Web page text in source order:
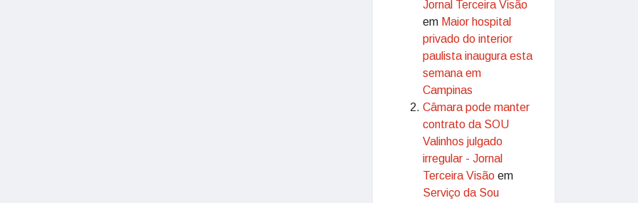
Jornal Terceira Visão
em Maior hospital
privado do interior
paulista inaugura esta
semana em
Campinas
Câmara pode manter
contrato da SOU
Valinhos julgado
irregular - Jornal
Terceira Visão em
Serviço da Sou